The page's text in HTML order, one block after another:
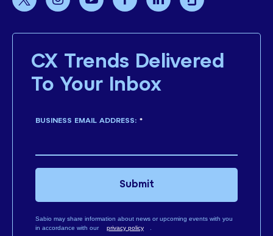
CX Trends Delivered
To Your Inbox
*
BUSINESS EMAIL ADDRESS:
Sabio may share information about news or upcoming events with you
in accordance with our
privacy policy .
Submit